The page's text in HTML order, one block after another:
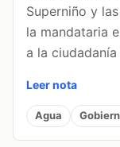
Superniño y
la mandataria
a la
Leer nota
Agua